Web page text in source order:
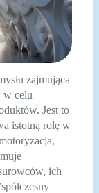
zajmująca
w celu
Jest to
istotną rolę w
ich